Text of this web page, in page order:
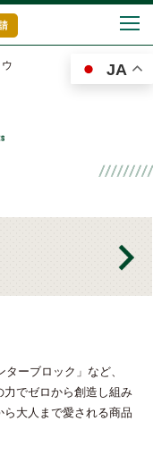
JA
ーブロック」など、
でゼロから創造し組み
大人まで愛される商品